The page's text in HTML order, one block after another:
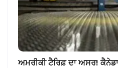
ਅਮਰੀਕੀ ਟੈਰਿਫ਼ ਦਾ ਅਸਰ!